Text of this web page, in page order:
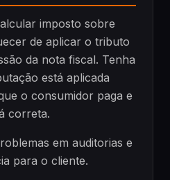
imposto sobre
de aplicar o tributo
da nota fiscal. Tenha
está aplicada
o consumidor paga e
correta.
em auditorias e
para o cliente.